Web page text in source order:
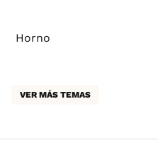
Horno
VER MÁS TEMAS